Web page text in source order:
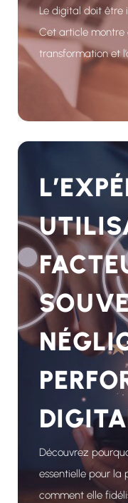
Le digital doit être
Cet article montre
transformation et
Découvrez
essentielle pour
comment elle